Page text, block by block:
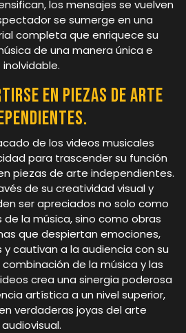
los mensajes se vuelven
se sumerge en una
completa que enriquece su
de una manera única e
inolvidable.
en piezas de arte
de los videos musicales
para trascender su función
piezas de arte independientes.
de su creatividad visual y
ser apreciados no solo como
la música, sino como obras
que despiertan emociones,
cautivan a la audiencia con su
de la música y las
crea una sinergia poderosa
artística a un nivel superior,
verdaderas joyas del arte
audiovisual.